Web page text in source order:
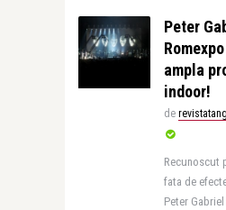
Peter
ampla
indoor!
de
Recunoscut
fata de
Peter